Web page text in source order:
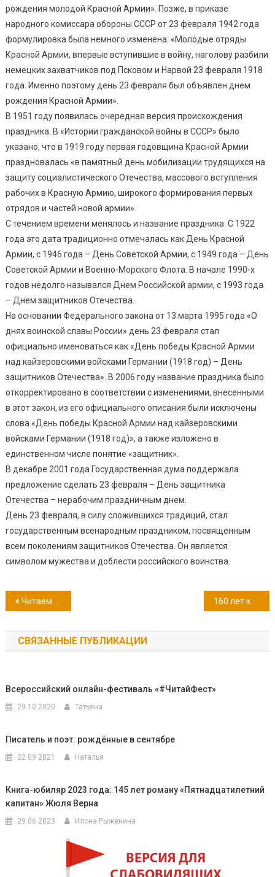
рождения молодой Красной Армии». Позже, в приказе
народного комиссара обороны СССР от 23 февраля 1942 года
формулировка была немного изменена: «Молодые отряды
Красной Армии, впервые вступившие в войну, наголову разбили
немецких захватчиков под Псковом и Нарвой 23 февраля 1918
года. Именно поэтому день 23 февраля был объявлен днем
рождения Красной Армии».
В 1951 году появилась очередная версия происхождения
праздника. В «Истории гражданской войны в СССР» было
указано, что в 1919 году первая годовщина Красной Армии
праздновалась «в памятный день мобилизации трудящихся на
защиту социалистического Отечества, массового вступления
рабочих в Красную Армию, широкого формирования первых
отрядов и частей новой армии».
С течением времени менялось и название праздника. С 1922
года это дата традиционно отмечалась как День Красной
Армии, с 1946 года – День Советской Армии, с 1949 года – День
Советской Армии и Военно-Морского Флота. В начале 1990-х
годов недолго назывался Днем Российской армии, с 1993 года
– Днем защитников Отечества.
На основании Федерального закона от 13 марта 1995 года «О
днях воинской славы России» день 23 февраля стал
официально именоваться как «День победы Красной Армии
над кайзеровскими войсками Германии (1918 год) – День
защитников Отечества». В 2006 году название праздника было
откорректировано в соответствии с изменениями, внесенными
в этот закон, из его официального описания были исключены
слова «День победы Красной Армии над кайзеровскими
войсками Германии (1918 год)», а также изложено в
единственном числе понятие «защитник».
В декабре 2001 года Государственная дума поддержала
предложение сделать 23 февраля – День защитника
Отечества – нерабочим праздничным днем.
День 23 февраля, в силу сложившихся традиций, стал
государственным всенародным праздником, посвященным
всем поколениям защитников Отечества. Он является
символом мужества и доблести российского воинства.
Навигация
по
записям
Читаем Гарина-Михайловского 160 лет комедии А.С. Грибоедова «Горе от ума»
СВЯЗАННЫЕ ПУБЛИКАЦИИ
Всероссийский онлайн-фестиваль «#ЧитайФест»
29.10.2020 Татьяна
Писатель и поэт: рождённые в сентябре
22.09.2021 Наталья
Книга-юбиляр 2023 года: 145 лет роману «Пятнадцатилетний
капитан» Жюля Верна
29.06.2023 Илона Рыженина